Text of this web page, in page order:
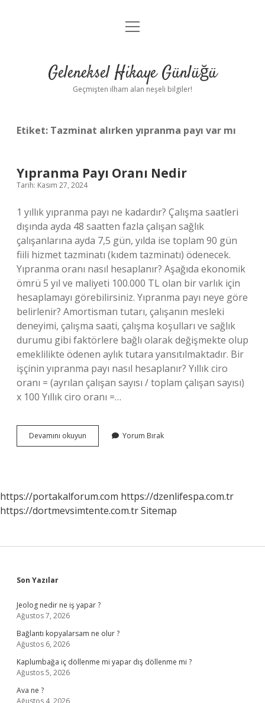
Anasayfa
Yasal Uyarı
menüyü
Geleneksel Hikaye Günlüğü
Geçmişten ilham alan neşeli bilgiler!
Etiket: Tazminat alırken yıpranma payı var mı
Yıpranma Payı Oranı Nedir
Tarih: Kasım 27, 2024
1 yıllık yıpranma payı ne kadardır? Çalışma saatleri
dışında ayda 48 saatten fazla çalışan sağlık
çalışanlarına ayda 7,5 gün, yılda ise toplam 90 gün
fiili hizmet tazminatı (kıdem tazminatı) ödenecek.
Yıpranma oranı nasıl hesaplanır? Aşağıda ekonomik
ömrü 5 yıl ve maliyeti 100.000 TL olan bir varlık için
hesaplamayı görebilirsiniz. Yıpranma payı neye göre
belirlenir? Amortisman tutarı, çalışanın mesleki
deneyimi, çalışma saati, çalışma koşulları ve sağlık
durumu gibi faktörlere bağlı olarak değişmekte olup
emeklilikte ödenen aylık tutara yansıtılmaktadır. Bir
işçinin yıpranma payı nasıl hesaplanır? Yıllık ciro
oranı = (ayrılan çalışan sayısı / toplam çalışan sayısı)
x 100 Yıllık ciro oranı =…
Devamını okuyun Yıpranma
Payı
Yorum Bırak
https://portakalforum.com https://dzenlifespa.com.tr
https://dortmevsimtente.com.trSitemap
Sidebar
Son Yazılar
Jeolog nedir ne iş yapar ?
Ağustos 7, 2026
Bağlantı kopyalarsam ne olur ?
Ağustos 6, 2026
Kaplumbağa iç döllenme mi yapar dış döllenme mi ?
Ağustos 5, 2026
Ava ne ?
Ağustos 4, 2026